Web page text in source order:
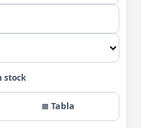
stock
≣ Tabla